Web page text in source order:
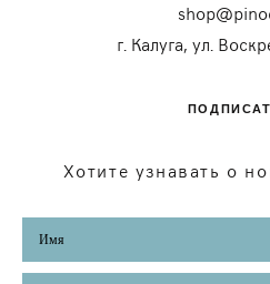
г. Калуга, ул.
Хотите узнавать о